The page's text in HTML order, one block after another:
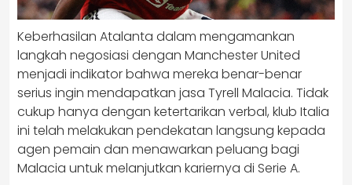
Keberhasilan Atalanta dalam mengamankan
langkah negosiasi dengan Manchester United
menjadi indikator bahwa mereka benar-benar
serius ingin mendapatkan jasa Tyrell Malacia. Tidak
cukup hanya dengan ketertarikan verbal, klub Italia
ini telah melakukan pendekatan langsung kepada
agen pemain dan menawarkan peluang bagi
Malacia untuk melanjutkan kariernya di Serie A.